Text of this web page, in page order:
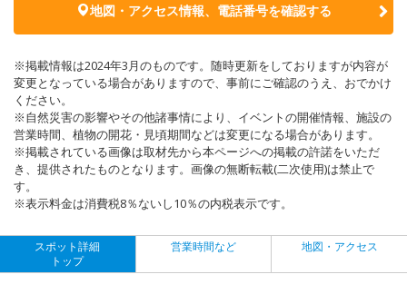
地図・アクセス情報、電話番号を確認する
※掲載情報は2024年3月のものです。随時更新をしておりますが内容が
変更となっている場合がありますので、事前にご確認のうえ、おでかけ
ください。
※自然災害の影響やその他諸事情により、イベントの開催情報、施設の
営業時間、植物の開花・見頃期間などは変更になる場合があります。
※掲載されている画像は取材先から本ページへの掲載の許諾をいただ
き、提供されたものとなります。画像の無断転載(二次使用)は禁止で
す。
※表示料金は消費税8％ないし10％の内税表示です。
スポット詳細
トップ
営業時間など 地図・アクセス